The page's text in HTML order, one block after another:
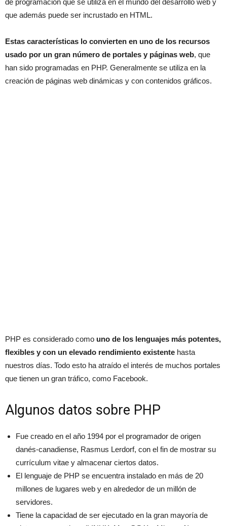
que además puede ser incrustado en HTML.
Estas características lo convierten en uno de los recursos
usado por un gran número de portales y páginas web, que
han sido programadas en PHP. Generalmente se utiliza en la
creación de páginas web dinámicas y con contenidos gráficos.
PHP es considerado como uno de los lenguajes más potentes,
flexibles y con un elevado rendimiento existente hasta
nuestros días. Todo esto ha atraído el interés de muchos portales
que tienen un gran tráfico, como Facebook.
Algunos datos sobre PHP
Fue creado en el año 1994 por el programador de origen
danés-canadiense, Rasmus Lerdorf, con el fin de mostrar su
currículum vitae y almacenar ciertos datos.
El lenguaje de PHP se encuentra instalado en más de 20
millones de lugares web y en alrededor de un millón de
servidores.
Tiene la capacidad de ser ejecutado en la gran mayoría de